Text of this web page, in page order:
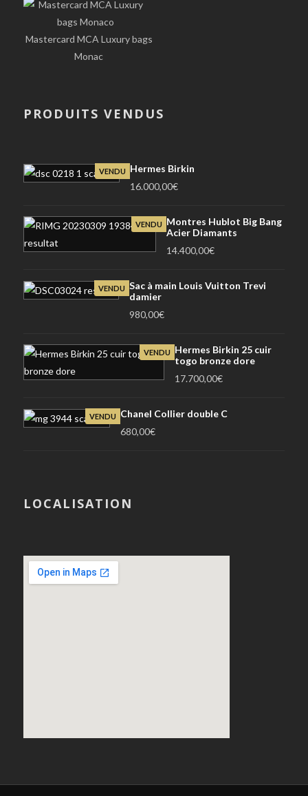
Mastercard MCA Luxury bags
Monac
PRODUITS VENDUS
VENDU
Hermes Birkin
16.000,00€
VENDU
Montres Hublot Big Bang
Acier Diamants
14.400,00€
VENDU Sac à main Louis Vuitton Trevi
damier
980,00€
VENDU
Hermes Birkin 25 cuir
togo bronze dore
17.700,00€
VENDU
Chanel Collier double C
680,00€
LOCALISATION